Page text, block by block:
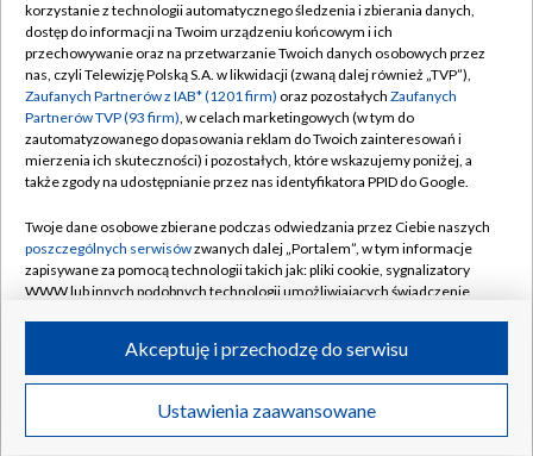
TVP
Abonament TVP
Emisja w TVP
Centrum informacji TVP
Naziemna Telewizja Cyfrowa
Rada Programowa
System NOS
Informacje o nadawcy
Program dla prasy
Ogłoszenie przetargowe
Regulamin TVP
Polityka prywatności
Moje zgody
Pomoc
Kontakt
Kanały
©2026 Telewizja Polska S.A. w likwidacji
korzystanie z technologii automatycznego śledzenia i zbierania danych,
dostęp do informacji na Twoim urządzeniu końcowym i ich
przechowywanie oraz na przetwarzanie Twoich danych osobowych przez
nas, czyli Telewizję Polską S.A. w likwidacji (zwaną dalej również „TVP”),
Zaufanych Partnerów z IAB* (1201 firm) oraz pozostałych Zaufanych
Partnerów TVP (93 firm), w celach marketingowych (w tym do
zautomatyzowanego dopasowania reklam do Twoich zainteresowań i
mierzenia ich skuteczności) i pozostałych, które wskazujemy poniżej, a
także zgody na udostępnianie przez nas identyfikatora PPID do Google.
Twoje dane osobowe zbierane podczas odwiedzania przez Ciebie naszych
poszczególnych serwisówzwanych dalej „Portalem”, w tym informacje
zapisywane za pomocą technologii takich jak: pliki cookie, sygnalizatory
WWW lub innych podobnych technologii umożliwiających świadczenie
ruchu w Internecie.
Twoje dane osobowe zbierane podczas odwiedzania przez Ciebie
poszczególnych serwisówna Portalu, takie jak adresy IP, identyfikatory
Ustawienia zaawansowane
Akceptuję i przechodzę do serwisu